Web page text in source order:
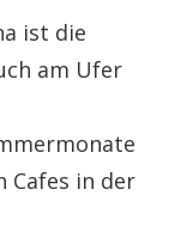
ist die
am Ufer
Cafes in der